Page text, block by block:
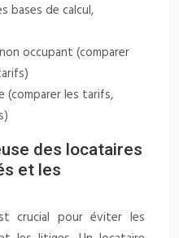
bases de calcul,
occupant (comparer
(comparer les tarifs,
des locataires
et les
crucial pour éviter les